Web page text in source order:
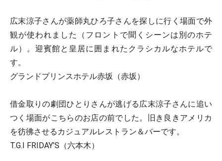
広末涼子さんが薬師丸ひろ子さんを探しに行く場面で外
観が使われました（フロントで聞くシーンは別のホテ
ル）。迎賓館と皇居に囲まれたクラシカルなホテルで
す。
グランドプリンスホテル赤坂（赤坂）
借金取りの劇団ひとりさんが逃げる広末涼子さんに追い
つく場面がこちらのお店の前でした。旧き良きアメリカ
を彷彿させるカジュアルレストラン＆バーです。
T.G.I FRIDAY’S（六本木）